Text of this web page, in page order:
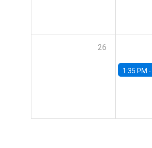
26
1:35 PM -